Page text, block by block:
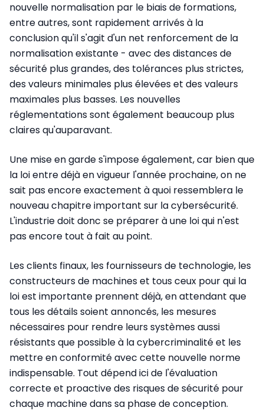
nouvelle normalisation par le biais de formations,
entre autres, sont rapidement arrivés à la
conclusion qu'il s'agit d'un net renforcement de la
normalisation existante - avec des distances de
sécurité plus grandes, des tolérances plus strictes,
des valeurs minimales plus élevées et des valeurs
maximales plus basses. Les nouvelles
réglementations sont également beaucoup plus
claires qu'auparavant.
Une mise en garde s'impose également, car bien que
la loi entre déjà en vigueur l'année prochaine, on ne
sait pas encore exactement à quoi ressemblera le
nouveau chapitre important sur la cybersécurité.
L'industrie doit donc se préparer à une loi qui n'est
pas encore tout à fait au point.
Les clients finaux, les fournisseurs de technologie, les
constructeurs de machines et tous ceux pour qui la
loi est importante prennent déjà, en attendant que
tous les détails soient annoncés, les mesures
nécessaires pour rendre leurs systèmes aussi
résistants que possible à la cybercriminalité et les
mettre en conformité avec cette nouvelle norme
indispensable. Tout dépend ici de l'évaluation
correcte et proactive des risques de sécurité pour
chaque machine dans sa phase de conception.